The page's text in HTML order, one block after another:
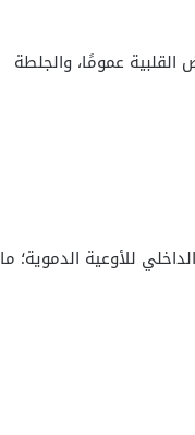
عمومًا، والجلطة
للأوعية الدموية؛ ما